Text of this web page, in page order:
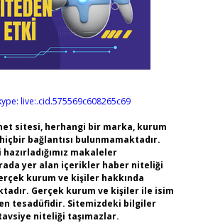
live:.cid.575569c608265c69
sitesi, herhangi bir marka, kurum
bağlantısı bulunmamaktadır.
makaleler
yer alan içerikler haber niteliği
kurum ve kişiler hakkında
Gerçek kurum ve kişiler ile isim
tesadüfidir. Sitemizdeki bilgiler
niteliği taşımazlar.